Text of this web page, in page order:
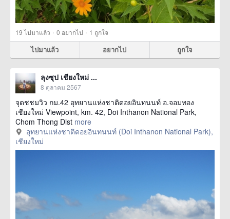
19ไปมาแล้ว · 0 อยากไป · 1 ถูกใจ
ไปมาแล้ว อยากไป ถูกใจ
ลุงซุป เชียงใหม่ ...
8 ตุลาคม 2567
จุดชชมวิว กม.42 อุทยานแห่งชาติดอยอินทนนท์ อ.จอมทอง
เชียงใหม่ Viewpoint, km. 42, Doi Inthanon National Park,
Chom Thong Dist more
อุทยานแห่งชาติดอยอินทนนท์ (Doi Inthanon National Park),
เชียงใหม่